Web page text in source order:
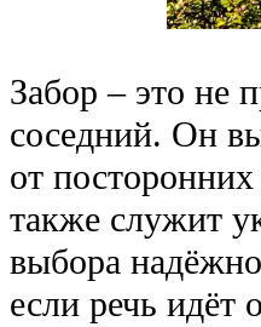
Забор – это не
соседний. Он
от посторонних
также служит
выбора
если речь идёт